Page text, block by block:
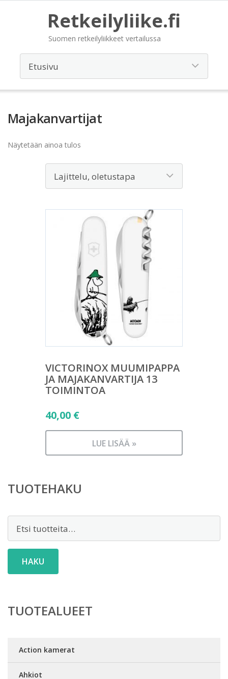
Retkeilyliike.fi
Suomen retkeilyliikkeet vertailussa
Majakanvartijat
Näytetään ainoa tulos
VICTORINOX MUUMIPAPPA
JA MAJAKANVARTIJA 13
TOIMINTOA
40,00 €
LUE LISÄÄ »
TUOTEHAKU
HAKU
TUOTEALUEET
Action kamerat
Ahkiot